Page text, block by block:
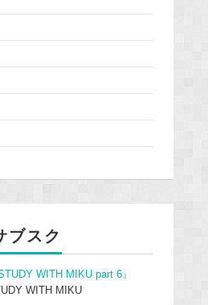
ブスク
STUDY WITH MIKU part 6』
WITH MIKU